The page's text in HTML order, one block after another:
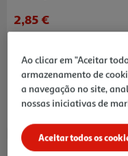
2,85 €
Ao clicar em "Aceitar
armazenamento de
a navegação no site,
nossas iniciativas de
Aceitar todos os